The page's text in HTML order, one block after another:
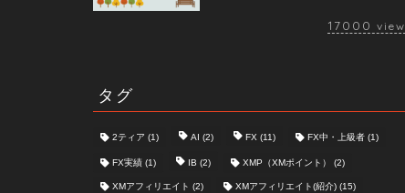
17000 view
タグ
2ティア (1) AI (2) FX (11) FX中・上級者 (1)
FX実績 (1) IB (2) XMP（XMポイント） (2)
XMアフィリエイト (2) XMアフィリエイト(紹介) (15)